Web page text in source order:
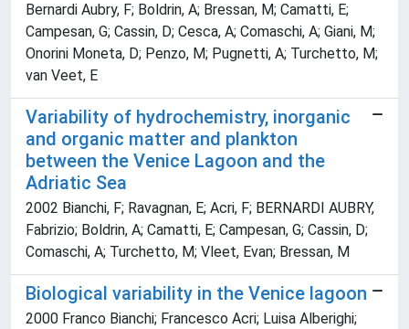
Bernardi Aubry, F; Boldrin, A; Bressan, M; Camatti, E;
Campesan, G; Cassin, D; Cesca, A; Comaschi, A; Giani, M;
Onorini Moneta, D; Penzo, M; Pugnetti, A; Turchetto, M;
van Veet, E
Variability of hydrochemistry, inorganic
and organic matter and plankton
between the Venice Lagoon and the
Adriatic Sea
2002 Bianchi, F; Ravagnan, E; Acri, F; BERNARDI AUBRY,
Fabrizio; Boldrin, A; Camatti, E; Campesan, G; Cassin, D;
Comaschi, A; Turchetto, M; Vleet, Evan; Bressan, M
Biological variability in the Venice lagoon
2000 Franco Bianchi; Francesco Acri; Luisa Alberighi;